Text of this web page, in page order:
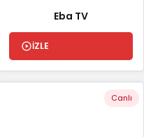
Eba TV
İZLE
Canlı